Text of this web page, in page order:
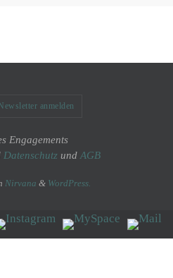
anmelden
Engagements
Datenschutzund AGB
Nirvana & WordPress.